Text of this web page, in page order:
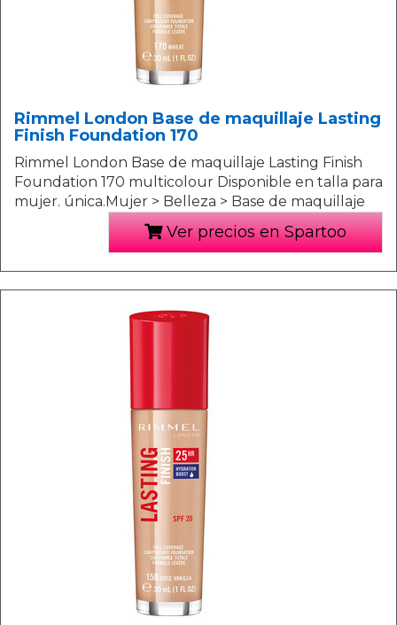
Rimmel London Base de maquillaje Lasting
Finish Foundation 170
Rimmel London Base de maquillaje Lasting Finish
Foundation 170 multicolour Disponible en talla para
mujer. única.Mujer > Belleza > Base de maquillaje
Ver precios en Spartoo